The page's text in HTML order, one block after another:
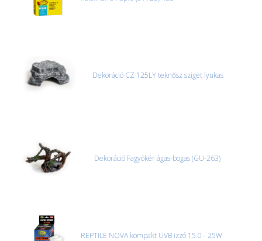
CSOMAG ÁTVÉTELE
Amennyiben a csomag átvételekor sérülést, folyadékot vagy
és azonnal eljutott hozzánk az információ.
Dekoráció CZ 125LY teknősz sziget lyukas
Dekoráció Fagyökér ágas-bogas (GU-263)
REPTILE NOVA kompakt UVB izzó 15.0 - 25W